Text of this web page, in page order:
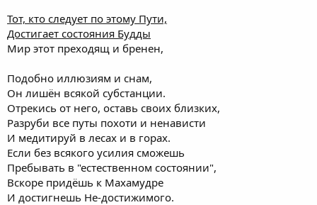
Тот, кто следует по этому Пути,
Достигает состояния Будды
Мир этот преходящ и бренен,
Подобно иллюзиям и снам,
Он лишён всякой субстанции.
Отрекись от него, оставь своих близких,
Разруби все путы похоти и ненависти
И медитируй в лесах и в горах.
Если без всякого усилия сможешь
Пребывать в "естественном состоянии",
Вскоре придёшь к Махамудре
И достигнешь Не-достижимого.